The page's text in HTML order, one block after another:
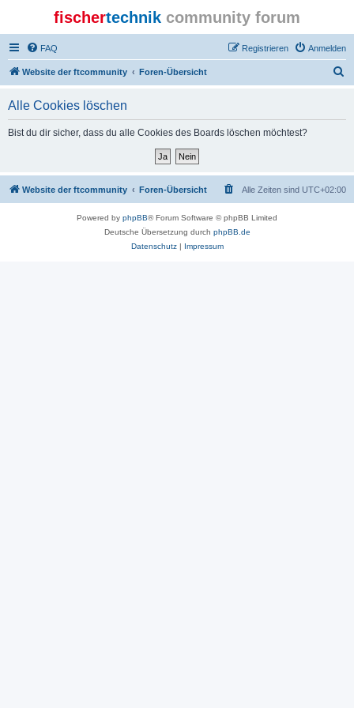
fischertechnik community forum
FAQ Anmelden
Registrieren
Website der ftcommunity Foren-Übersicht
Alle Cookies löschen
Bist du dir sicher, dass du alle Cookies des Boards löschen möchtest?
Website der ftcommunity Foren-Übersicht Alle Zeiten sind UTC+02:00
Powered by phpBB® Forum Software © phpBB Limited
Deutsche Übersetzung durch phpBB.de
Datenschutz| Impressum